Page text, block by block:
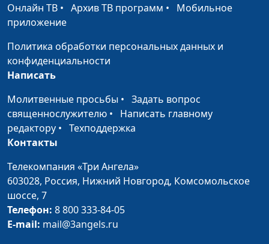
Интимная жизнь:
разрушительные мифы
(первая часть)
Виталий Олийник,
духовного
Интимная жизнь:
спасительные табу
(вторая часть)
руководитель Центра
духовного
Интимная жизнь:
спасительные табу
(первая часть)
руководитель Центра
духовного
Главный секрет
супружеского счастья
Онлайн ТВ • Архив ТВ программ • Мобильное
приложение
Политика обработки персональных данных и
конфиденциальности
Написать
Молитвенные просьбы • Задать вопрос
священнослужителю • Написать главному
редактору • Техподдержка
Контакты
Телекомпания «Три Ангела»
603028, Россия, Нижний Новгород, Комсомольское
шоссе, 7
Телефон: 8 800 333-84-05
E-mail: mail@3angels.ru